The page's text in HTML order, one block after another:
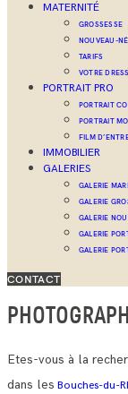
MATERNITÉ
GROSSESSE
NOUVEAU-NÉ
TARIFS
VOTRE
PORTRAIT PRO
PORTRAIT
PORTRAIT
FILM
IMMOBILIER
GALERIES
GALERIE
GALERIE
GALERIE
GALERIE
GALERIE
CONTACT
Etes-vous à la
dans les Bouches-du-